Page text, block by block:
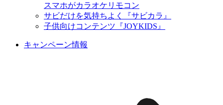
スマホがカラオケリモコン
サビだけを気持ちよく『サビカラ』
子供向けコンテンツ『JOYKIDS』
キャンペーン情報